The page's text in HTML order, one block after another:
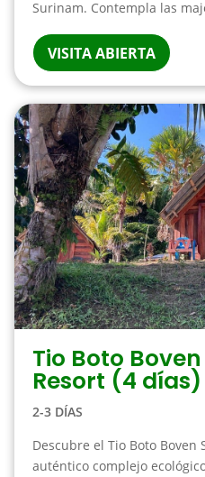
Surinam. Contempla las
VISITA ABIERTA
Tio Boto
Resort (4 días)
2-3 DÍAS
Descubre el Tio Boto Boven
auténtico complejo